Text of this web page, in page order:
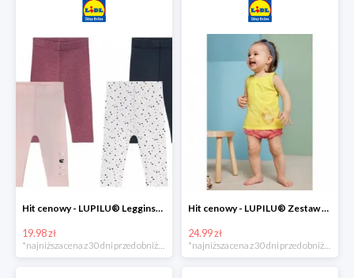
Hit cenowy - LUPILU® Legginsy niemowlęce z biobawełną, 2 pary
19.98 zł
Hit cenowy - LUPILU® Zestaw dziecięcy z biobawełny (body + koszulka + spodenki), 1 komplet
24.99 zł